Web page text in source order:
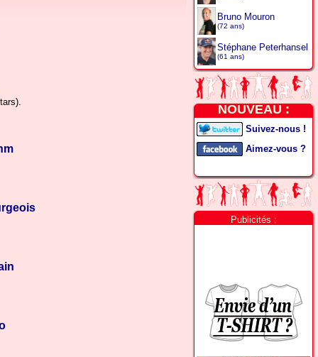
Bruno Mouron
(72 ans)
Stéphane Peterhansel
(61 ans)
NOUVEAU :
Suivez-nous !
Aimez-vous ?
Publicités :